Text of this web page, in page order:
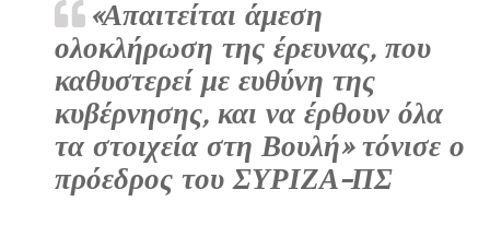
«Απαιτείται άμεση
ολοκλήρωση της έρευνας, που
καθυστερεί με ευθύνη της
κυβέρνησης, και να έρθουν όλα
τα στοιχεία στη Βουλή» τόνισε ο
πρόεδρος του ΣΥΡΙΖΑ-ΠΣ